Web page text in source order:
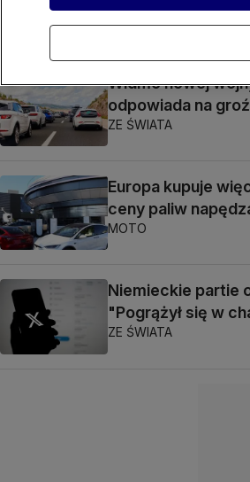
Widmo nowej
odpowiada na
ZE ŚWIATA
Europa kupuje
ceny paliw
MOTO
Niemieckie partie
"Pogrążył się w
ZE ŚWIATA